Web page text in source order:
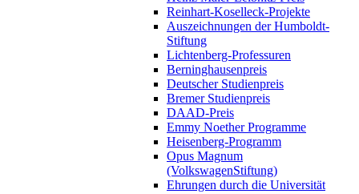
Reinhart-Koselleck-Projekte
Auszeichnungen der Humboldt-
Stiftung
Lichtenberg-Professuren
Berninghausenpreis
Deutscher Studienpreis
Bremer Studienpreis
DAAD-Preis
Emmy Noether Programme
Heisenberg-Programm
Opus Magnum
(VolkswagenStiftung)
Ehrungen durch die Universität